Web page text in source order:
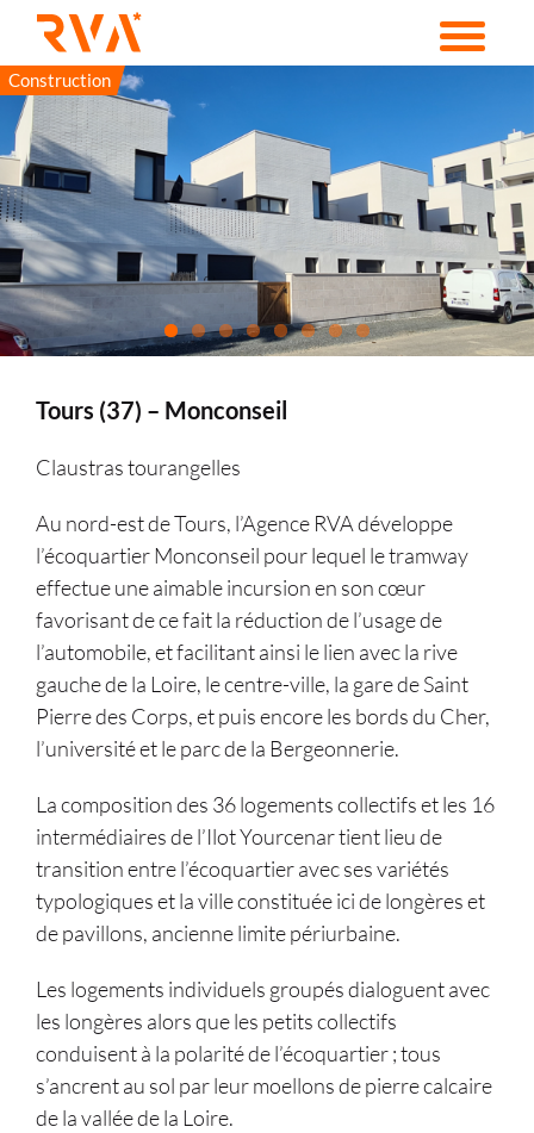
Passer
contenu
Construction
Tours (37) – Monconseil
Claustras tourangelles
Au nord-est de Tours, l’Agence RVA développe
l’écoquartier Monconseil pour lequel le tramway
effectue une aimable incursion en son cœur
favorisant de ce fait la réduction de l’usage de
l’automobile, et facilitant ainsi le lien avec la rive
gauche de la Loire, le centre-ville, la gare de Saint
Pierre des Corps, et puis encore les bords du Cher,
l’université et le parc de la Bergeonnerie.
La composition des 36 logements collectifs et les 16
intermédiaires de l’Ilot Yourcenar tient lieu de
transition entre l’écoquartier avec ses variétés
typologiques et la ville constituée ici de longères et
de pavillons, ancienne limite périurbaine.
Les logements individuels groupés dialoguent avec
les longères alors que les petits collectifs
conduisent à la polarité de l’écoquartier ; tous
s’ancrent au sol par leur moellons de pierre calcaire
de la vallée de la Loire.